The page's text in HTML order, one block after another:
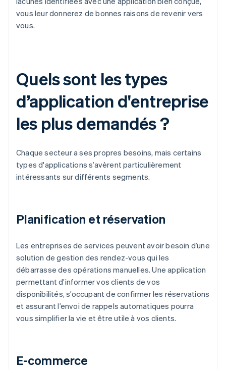
vous leur donnerez de bonnes raisons de revenir vers
vous.
Quels sont les types
d’application d'entreprise
les plus demandés ?
Chaque secteur a ses propres besoins, mais certains
types d'applications s’avèrent particulièrement
intéressants sur différents segments.
Planification et réservation
Les entreprises de services peuvent avoir besoin d’une
solution de gestion des rendez-vous qui les
débarrasse des opérations manuelles. Une application
permettant d’informer vos clients de vos
disponibilités, s’occupant de confirmer les réservations
et assurant l’envoi de rappels automatiques pourra
vous simplifier la vie et être utile à vos clients.
E-commerce